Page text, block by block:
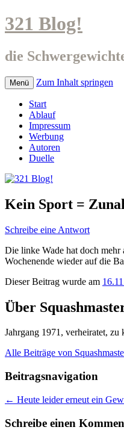
321 Blog!
die
Menü Zum Inhalt springen
Start
Ablauf
Impressum
Werbung
Autoren
Duelle
Kein Sport =
Schreibe eine Antwort
Die linke Wade hat doch
Wochenende wieder auf die
Dieser Beitrag wurde am
Über
Jahrgang 1971, verheiratet,
Alle Beiträge von
Beitragsnavigation
← Heute leider erneut ein
Schreibe einen